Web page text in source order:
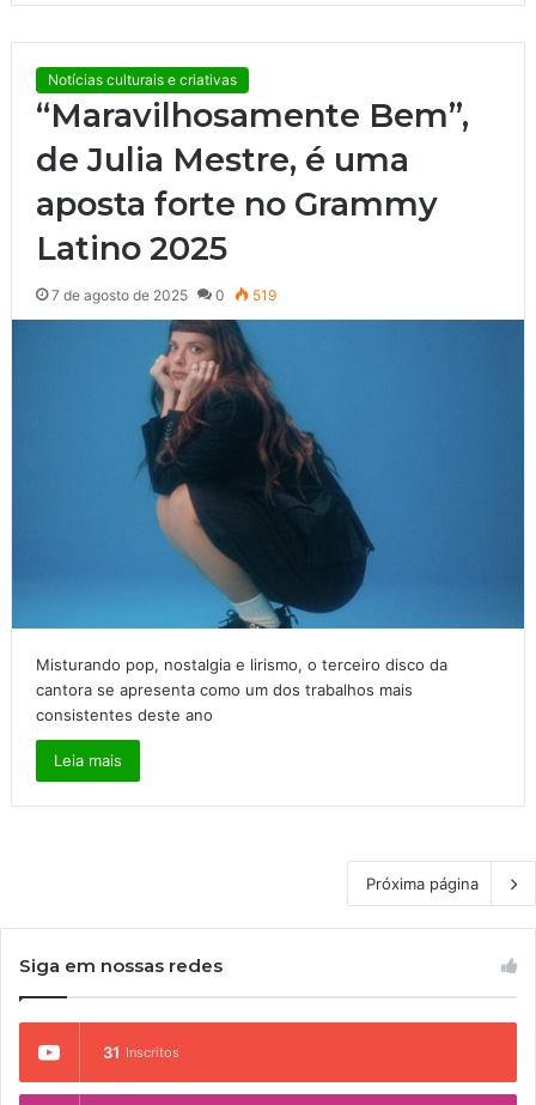
Notícias culturais e criativas
“Maravilhosamente Bem”,
de Julia Mestre, é uma
aposta forte no Grammy
Latino 2025
7 de agosto de 2025 0 519
Misturando pop, nostalgia e lirismo, o terceiro disco da
cantora se apresenta como um dos trabalhos mais
consistentes deste ano
Leia mais
Próxima página
Siga em nossas redes
31 Inscritos